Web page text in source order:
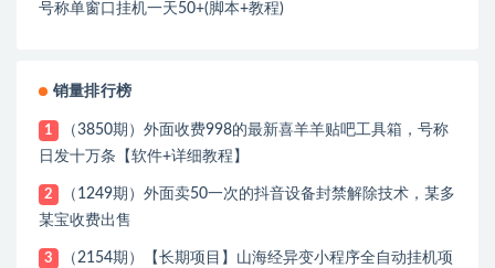
号称单窗口挂机一天50+(脚本+教程)
销量排行榜
1
（3850期）外面收费998的最新喜羊羊贴吧工具箱，号称
日发十万条【软件+详细教程】
2
（1249期）外面卖50一次的抖音设备封禁解除技术，某多
某宝收费出售
3
（2154期）【长期项目】山海经异变小程序全自动挂机项